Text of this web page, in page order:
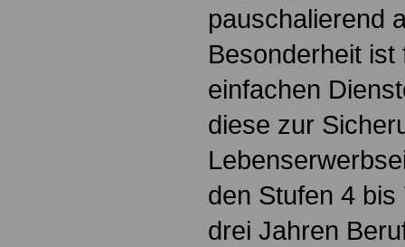
pauschalierend
Besonderheit
einfachen
diese zur
den Stufen 4
drei Jahren